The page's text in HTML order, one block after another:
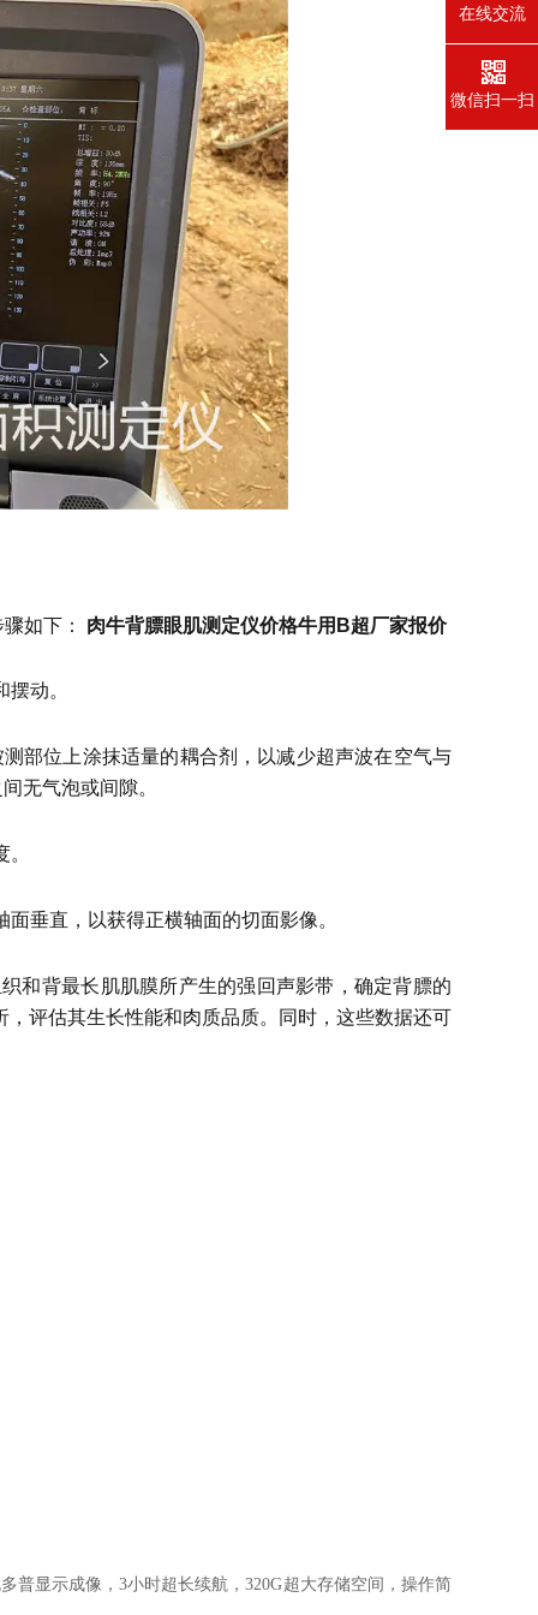
如下： 肉牛背膘眼肌测定仪价格牛用B超厂家报价
动。
部位上涂抹适量的耦合剂，以减少超声波在空气与
无气泡或间隙。
垂直，以获得正横轴面的切面影像。
和背最长肌肌膜所产生的强回声影带，确定背膘的
评估其生长性能和肉质品质。同时，这些数据还可
普显示成像，3小时超长续航，320G超大存储空间，操作简
在线交流
微信扫一扫